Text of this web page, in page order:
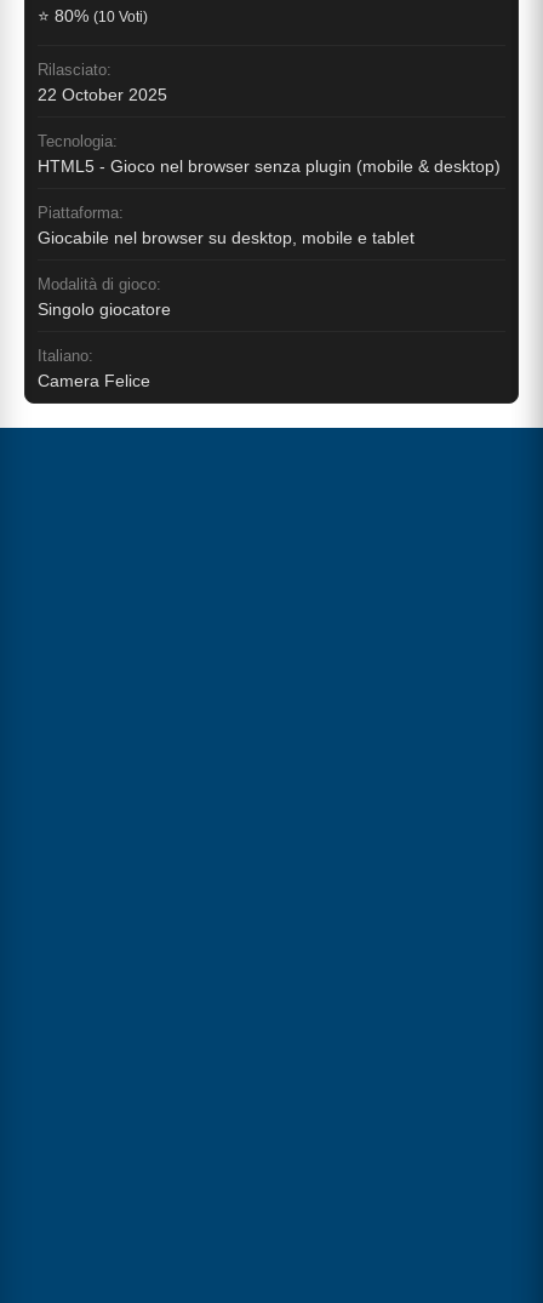
⭐ 80% (10 Voti)
Rilasciato:
22 October 2025
Tecnologia:
HTML5 - Gioco nel browser senza plugin (mobile & desktop)
Piattaforma:
Giocabile nel browser su desktop, mobile e tablet
Modalità di gioco:
Singolo giocatore
Italiano:
Camera Felice